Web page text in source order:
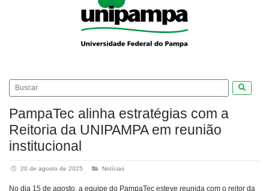
PampaTec alinha estratégias com a
Reitoria da UNIPAMPA em reunião
institucional
20 de agosto de 2025 Notícias
No dia 15 de agosto, a equipe do PampaTec esteve reunida com o reitor da